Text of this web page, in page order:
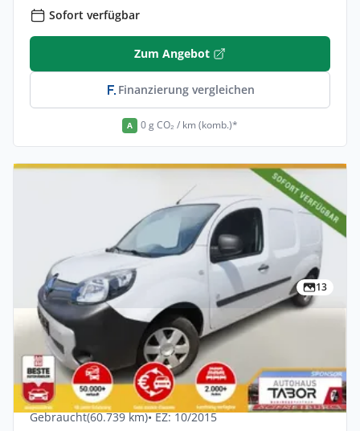
Sofort verfügbar
Zum Angebot
Finanzierung vergleichen
A 0 g CO₂ / km (komb.)*
13
Gewerbe
Renault Kangoo Z.E. 60 Maxi Kaufbatterie
2-S PDC Temp
Elektro • Automatik • 59 PS (44 kW)
Gebraucht(60.739 km)• EZ: 10/2015